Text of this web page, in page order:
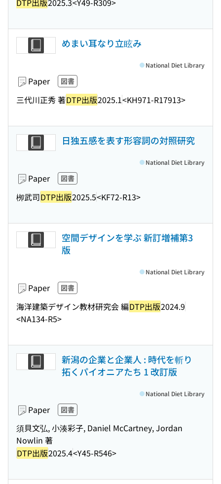
めまい耳なり立眩み
Paper 図書
三代川正秀 著DTP出版2025.1<KH971-R17913>
National Diet Library
日独五感を表す形容詞の対照研究
Paper 図書
栁武司DTP出版2025.5<KF72-R13>
National Diet Library
空間デザインを学ぶ 新訂増補第3
版
Paper 図書
海洋建築デザイン教材研究会 編DTP出版2024.9
<NA134-R5>
National Diet Library
新潟の企業と企業人 : 時代を斬り
拓くパイオニアたち 1 改訂版
Paper 図書
須貝文弘, 小湊彩子, Daniel McCartney, Jordan
Nowlin 著
DTP出版2025.4<Y45-R546>
National Diet Library